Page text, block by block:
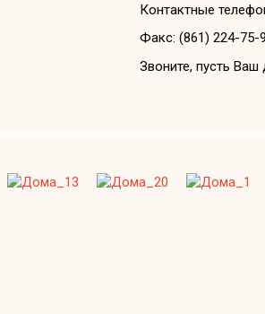
Контактные
Факс: (861) 224-75-
Звоните, пусть